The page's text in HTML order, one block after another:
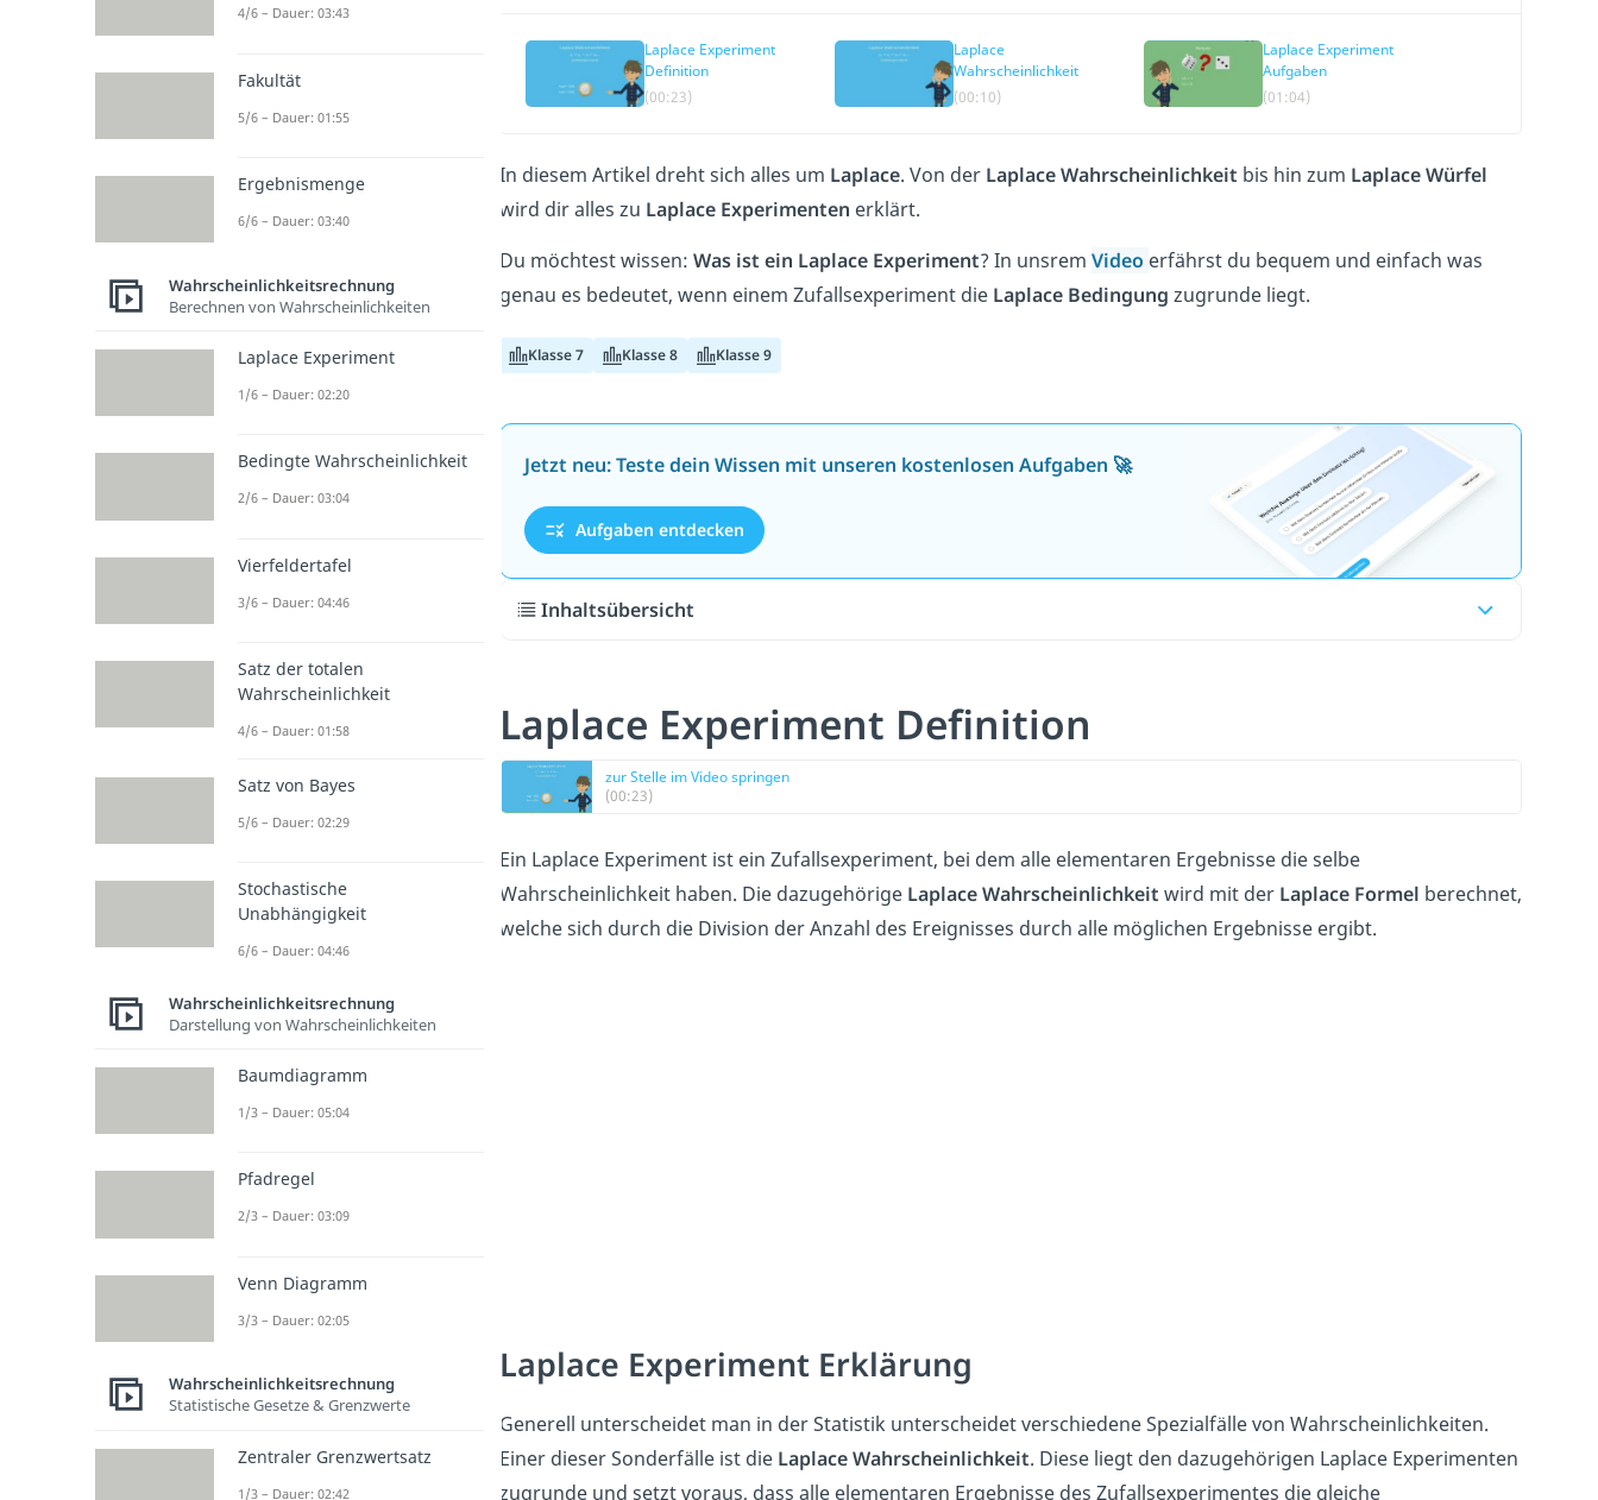
Laplace Experiment
Definition
(00:23)
Laplace
Wahrscheinlichkeit
(00:10)
Laplace Experiment
Aufgaben
(01:04)
In diesem Artikel dreht sich alles um Laplace. Von der Laplace Wahrscheinlichkeit bis hin zum Laplace Würfel
wird dir alles zu Laplace Experimenten erklärt.
Du möchtest wissen: Was ist ein Laplace Experiment? In unsrem Video erfährst du bequem und einfach was
genau es bedeutet, wenn einem Zufallsexperiment die Laplace Bedingung zugrunde liegt.
Klasse 7 Klasse 8 Klasse 9
Jetzt neu: Teste dein Wissen mit unseren kostenlosen Aufgaben 🚀
Aufgaben entdecken
Inhaltsübersicht
Laplace Experiment Definition
zur Stelle im Video springen
(00:23)
Ein Laplace Experiment ist ein Zufallsexperiment, bei dem alle elementaren Ergebnisse die selbe
Wahrscheinlichkeit haben. Die dazugehörige Laplace Wahrscheinlichkeit wird mit der Laplace Formel berechnet,
welche sich durch die Division der Anzahl des Ereignisses durch alle möglichen Ergebnisse ergibt.
Laplace Experiment Erklärung
Generell unterscheidet man in der Statistik unterscheidet verschiedene Spezialfälle von Wahrscheinlichkeiten.
Einer dieser Sonderfälle ist die Laplace Wahrscheinlichkeit. Diese liegt den dazugehörigen Laplace Experimenten
zugrunde und setzt voraus, dass alle elementaren Ergebnisse des Zufallsexperimentes die gleiche
4/6 – Dauer: 03:43
Fakultät
5/6 – Dauer: 01:55
Ergebnismenge
6/6 – Dauer: 03:40
Wahrscheinlichkeitsrechnung
Berechnen von Wahrscheinlichkeiten
Laplace Experiment
1/6 – Dauer: 02:20
Bedingte Wahrscheinlichkeit
2/6 – Dauer: 03:04
Vierfeldertafel
3/6 – Dauer: 04:46
Satz der totalen
Wahrscheinlichkeit
4/6 – Dauer: 01:58
Satz von Bayes
5/6 – Dauer: 02:29
Stochastische
Unabhängigkeit
6/6 – Dauer: 04:46
Wahrscheinlichkeitsrechnung
Darstellung von Wahrscheinlichkeiten
Baumdiagramm
1/3 – Dauer: 05:04
Pfadregel
2/3 – Dauer: 03:09
Venn Diagramm
3/3 – Dauer: 02:05
Wahrscheinlichkeitsrechnung
Statistische Gesetze & Grenzwerte
Zentraler Grenzwertsatz
1/3 – Dauer: 02:42